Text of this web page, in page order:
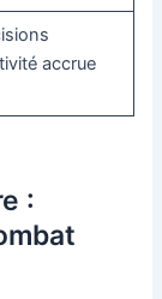
accrue
: